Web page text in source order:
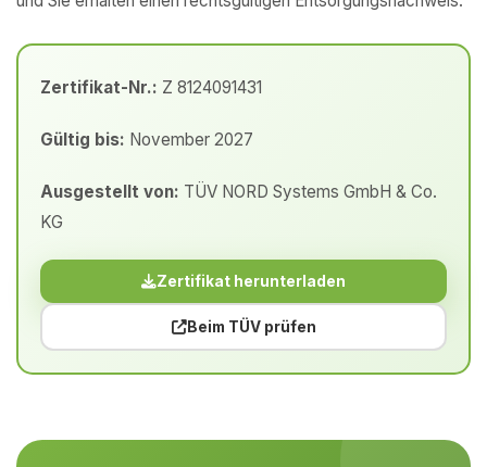
Zertifikat-Nr.: Z 8124091431
Gültig bis: November 2027
Ausgestellt von: TÜV NORD Systems GmbH & Co.
KG
Zertifikat herunterladen
Beim TÜV prüfen